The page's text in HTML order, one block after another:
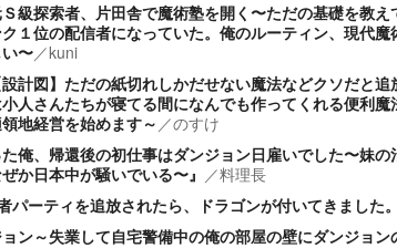
級探索者、片田舎で魔術塾を開く〜ただの基礎を教え
１位の配信者になっていた。俺のルーティン、現代魔
〜／kuni
計図】ただの紙切れしかだせない魔法などクソだと追
人さんたちが寝てる間になんでも作ってくれる便利魔
地経営を始めます～ ／のすけ
た俺、帰還後の初仕事はダンジョン日雇いでした〜妹
か日本中が騒いでいる〜』 ／料理長
パーティを追放されたら、ドラゴンが付いてきました。
ン～失業して自宅警備中の俺の部屋の壁にダンジョン